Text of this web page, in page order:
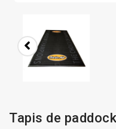
Tapis de